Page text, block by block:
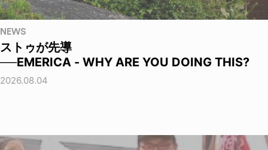
NEWS
ストゥが先導
──EMERICA - WHY ARE YOU DOING THIS?
2026.08.04